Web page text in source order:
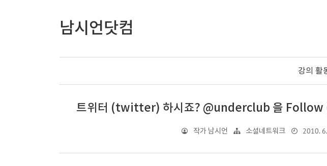
남시언닷컴
강의 활
트위터 (twitter) 하시죠? @underclub 을 Follow (
작가 남시언 소셜네트워크 2010.